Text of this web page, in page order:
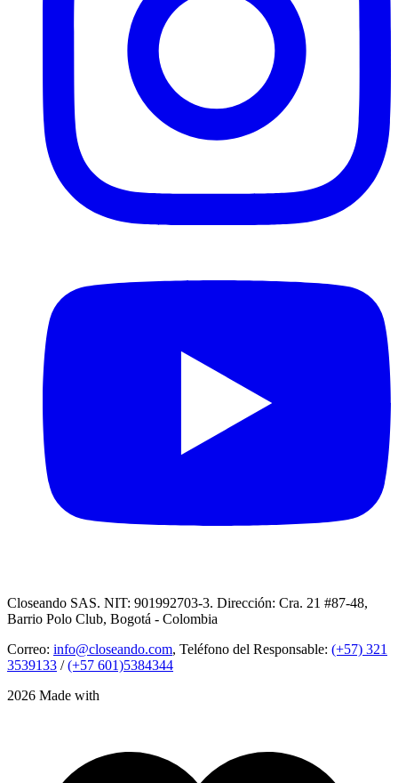
Closeando SAS. NIT: 901992703-3. Dirección: Cra. 21 #87-48,
Barrio Polo Club, Bogotá - Colombia
Correo: info@closeando.com, Teléfono del Responsable: (+57) 321
3539133 /(+57 601)5384344
2026 Made with